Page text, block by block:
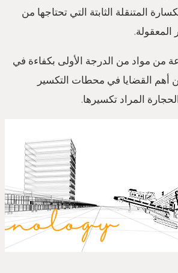
المتنقلة الثابتة التي تحتاجها من
المعقولة.
من مواد من الدرجة الأولى بكفاءة في
القضايا في محطات التكسير
المراد تكسيرها.